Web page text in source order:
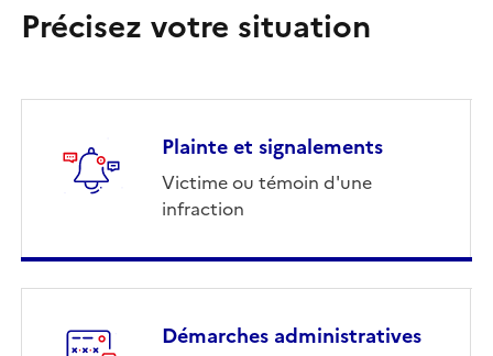
Précisez votre situation
Plainte et signalements
Victime ou témoin d'une
infraction
Démarches administratives